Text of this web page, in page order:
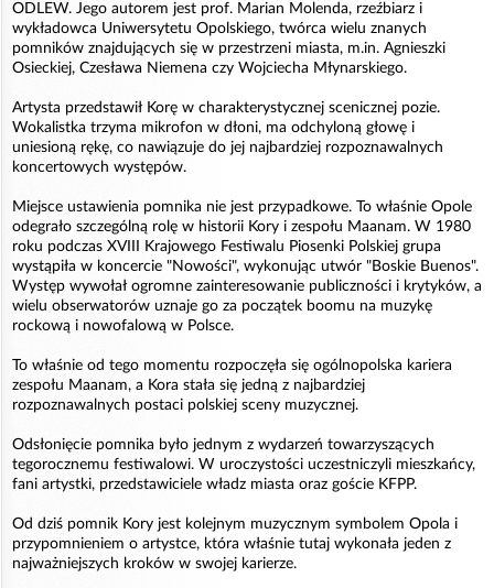
ODLEW. Jego autorem jest prof. Marian Molenda, rzeźbiarz i
wykładowca Uniwersytetu Opolskiego, twórca wielu znanych
pomników znajdujących się w przestrzeni miasta, m.in. Agnieszki
Osieckiej, Czesława Niemena czy Wojciecha Młynarskiego.
Artysta przedstawił Korę w charakterystycznej scenicznej pozie.
Wokalistka trzyma mikrofon w dłoni, ma odchyloną głowę i
uniesioną rękę, co nawiązuje do jej najbardziej rozpoznawalnych
koncertowych występów.
Miejsce ustawienia pomnika nie jest przypadkowe. To właśnie Opole
odegrało szczególną rolę w historii Kory i zespołu Maanam. W 1980
roku podczas XVIII Krajowego Festiwalu Piosenki Polskiej grupa
wystąpiła w koncercie "Nowości", wykonując utwór "Boskie Buenos".
Występ wywołał ogromne zainteresowanie publiczności i krytyków, a
wielu obserwatorów uznaje go za początek boomu na muzykę
rockową i nowofalową w Polsce.
To właśnie od tego momentu rozpoczęła się ogólnopolska kariera
zespołu Maanam, a Kora stała się jedną z najbardziej
rozpoznawalnych postaci polskiej sceny muzycznej.
Odsłonięcie pomnika było jednym z wydarzeń towarzyszących
tegorocznemu festiwalowi. W uroczystości uczestniczyli mieszkańcy,
fani artystki, przedstawiciele władz miasta oraz goście KFPP.
Od dziś pomnik Kory jest kolejnym muzycznym symbolem Opola i
przypomnieniem o artystce, która właśnie tutaj wykonała jeden z
najważniejszych kroków w swojej karierze.